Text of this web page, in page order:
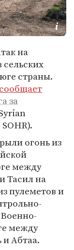
на
страны.
сообщает
за
огонь из
между
и Тасил на
пулеметов и
между
Абтаа.